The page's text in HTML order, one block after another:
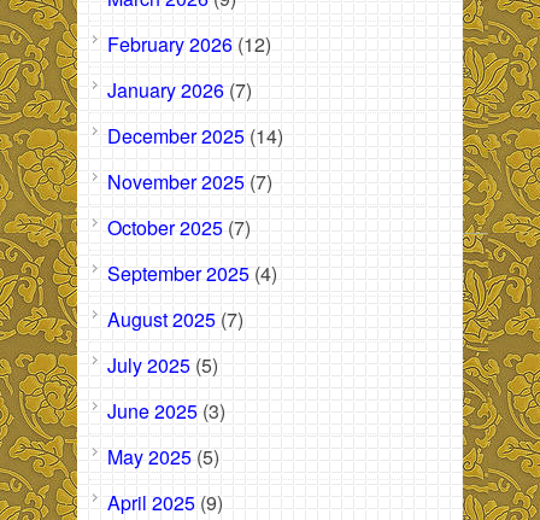
February 2026 (12)
January 2026 (7)
December 2025 (14)
November 2025 (7)
October 2025 (7)
September 2025 (4)
August 2025 (7)
July 2025 (5)
June 2025 (3)
May 2025 (5)
April 2025 (9)